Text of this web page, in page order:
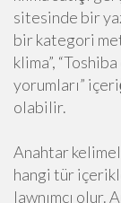
sitesinde bir
bir kategori
klima”,
yorumları”
olabilir.
Anahtar
hangi tür
lawnımcı olur.